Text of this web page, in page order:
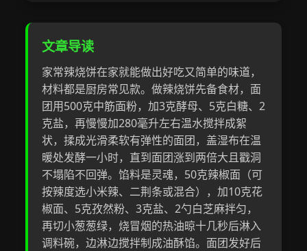
文章导读
家常辣烧饼在家就能做出好吃又简单的味道，
材料都是厨房常见款。做辣烧饼先备食材，面
团用500克中筋面粉，加3克酵母、5克白糖、2
克盐，再慢慢加280毫升左右温水搅拌成絮
状，揉成光滑柔软有弹性的面团，盖湿布在温
暖处发酵一小时，直到面团涨到两倍大且戳洞
不塌陷不回弹。馅料是灵魂，50克辣椒面（可
按辣度选小米辣、二荆条或混合），加10克花
椒面、5克孜然粉、3克盐、2勺白芝麻拌匀，
再切小葱葱绿，烧冒烟的热油晾十几秒后淋入
调料碗，边淋边搅拌制成油酥馅。面团发好后